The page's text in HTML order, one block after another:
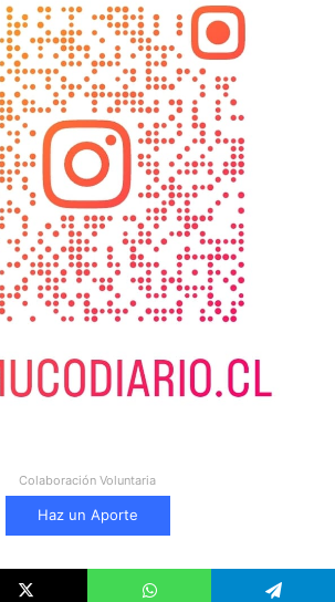
Colaboración Voluntaria
Haz un Aporte